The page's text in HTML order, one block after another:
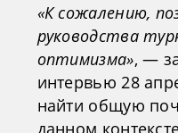
«К сожалению,
руководства
оптимизма», —
интервью 28
найти общую
данном